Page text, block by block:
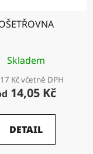
Skladem
Kč včetně DPH
14,05 Kč
DETAIL